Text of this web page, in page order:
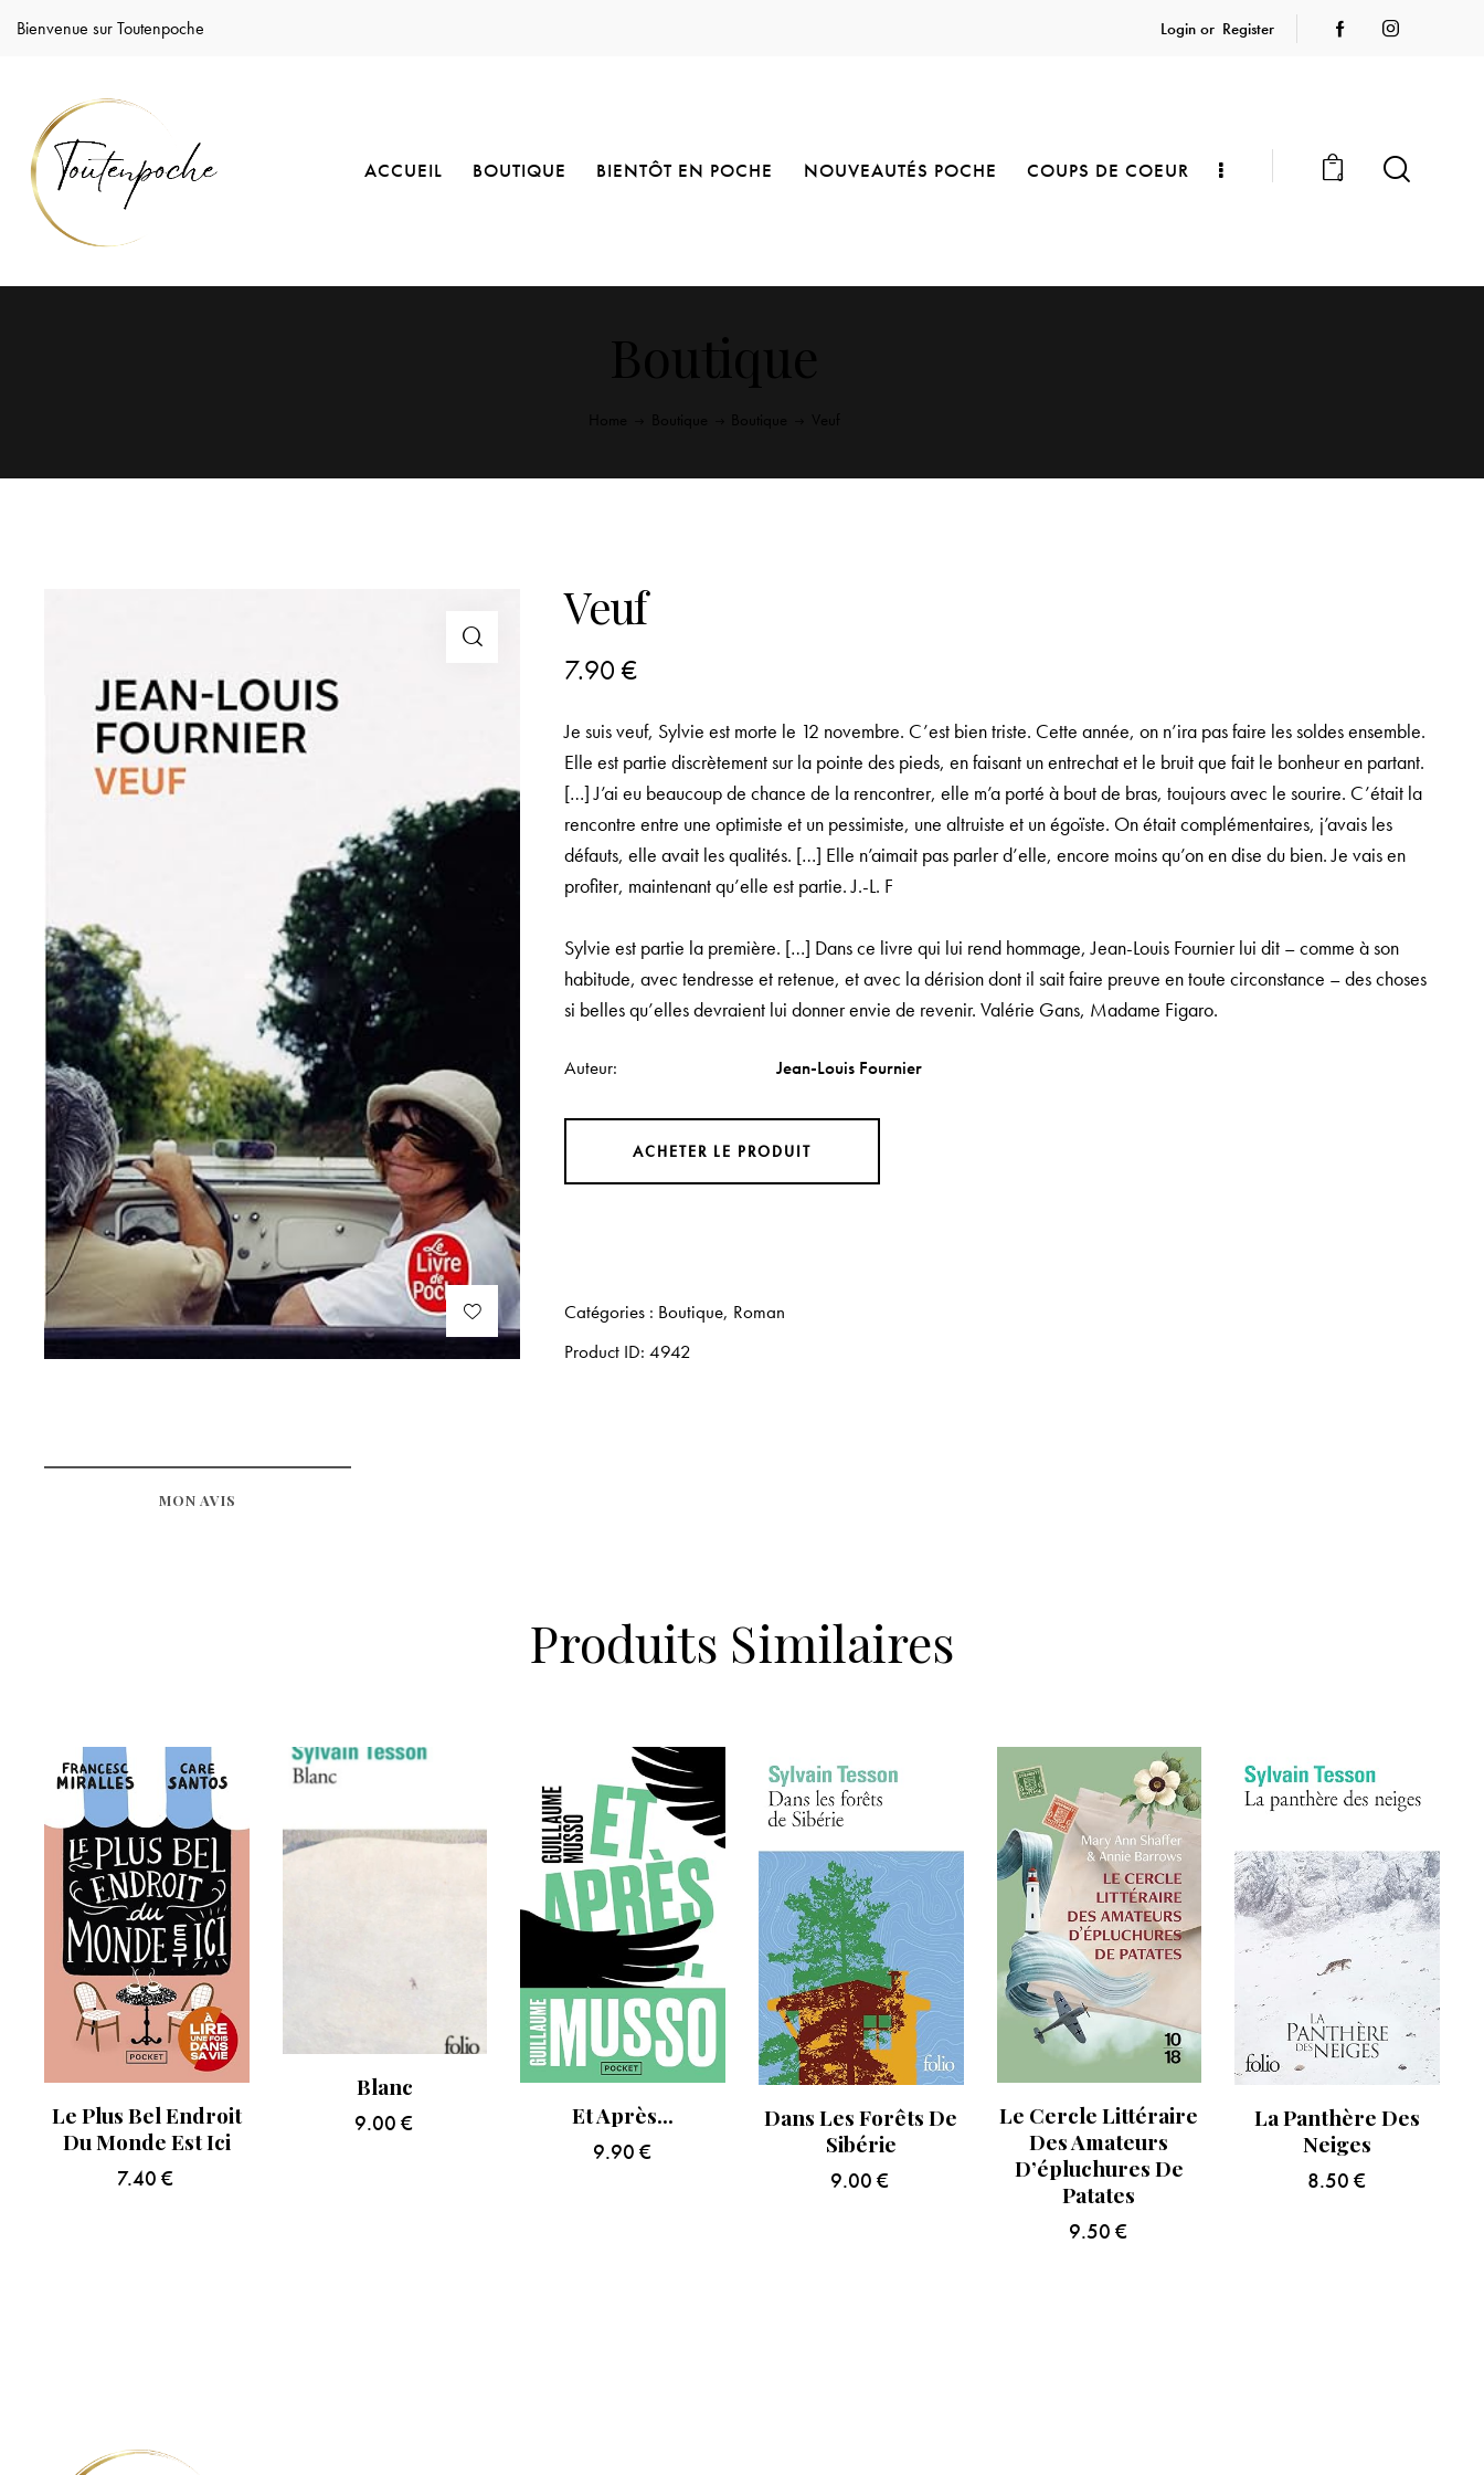
Bienvenue sur Toutenpoche Login or Register
ACCUEIL BOUTIQUE BIENTÔT EN POCHE NOUVEAUTÉS POCHE COUPS DE COEUR 0
Veuf
7.90€
Je suis veuf, Sylvie est morte le 12 novembre. C’est bien triste. Cette année, on n’ira pas faire les soldes ensemble.
Elle est partie discrètement sur la pointe des pieds, en faisant un entrechat et le bruit que fait le bonheur en partant.
[…] J’ai eu beaucoup de chance de la rencontrer, elle m’a porté à bout de bras, toujours avec le sourire. C’était la
rencontre entre une optimiste et un pessimiste, une altruiste et un égoïste. On était complémentaires, j’avais les
défauts, elle avait les qualités. […] Elle n’aimait pas parler d’elle, encore moins qu’on en dise du bien. Je vais en
profiter, maintenant qu’elle est partie. J.-L. F
Sylvie est partie la première. […] Dans ce livre qui lui rend hommage, Jean-Louis Fournier lui dit – comme à son
habitude, avec tendresse et retenue, et avec la dérision dont il sait faire preuve en toute circonstance – des choses
si belles qu’elles devraient lui donner envie de revenir. Valérie Gans, Madame Figaro.
Auteur Jean-Louis Fournier
ACHETER LE PRODUIT
Catégories : Boutique, Roman
Product ID:4942
MON AVIS
Produits Similaires
Le Plus Bel Endroit
Du Monde Est Ici
7.40€
Blanc
9.00 € Et Après…
9.90 €
Dans Les Forêts De
Sibérie
9.00€
Le Cercle Littéraire
Des Amateurs
D’épluchures De
Patates
9.50 €
La Panthère Des
Neiges
8.50 €